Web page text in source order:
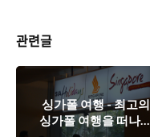
관련글
싱가폴 여행 - 최고의
싱가폴 여행을 떠나는